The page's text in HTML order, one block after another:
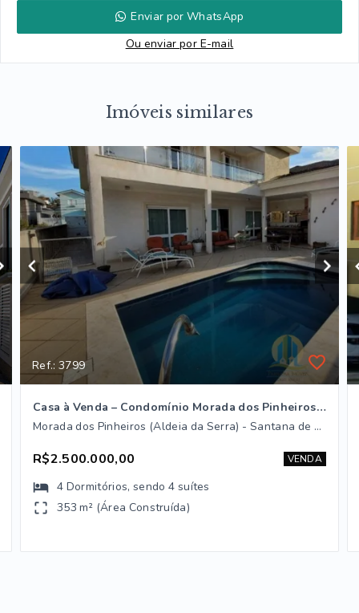
Enviar por WhatsApp
Ou enviar por E-mail
Imóveis similares
Ref.: 3799
Casa à Venda – Condomínio Morada dos Pinheiros | Aldeia da Serra
Morada dos Pinheiros (Aldeia da Serra) - Santana de Parnaíba/SP
R$2.500.000,00 VENDA
4 Dormitórios, sendo4 suítes
353 m² (Área Construída)